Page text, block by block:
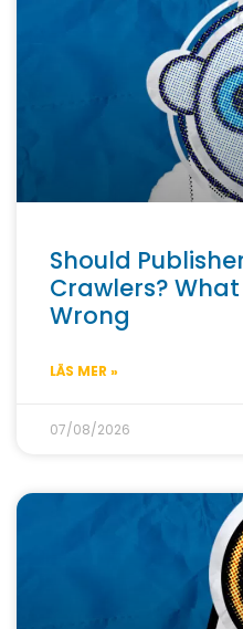
Should
Crawlers?
Wrong
LÄS MER »
07/08/2026